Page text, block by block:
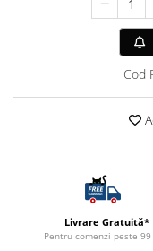
Cod
Livrare Gratuită*
Pentru comenzi peste